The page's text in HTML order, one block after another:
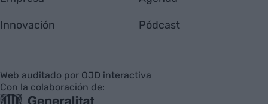
Innovación Pódcast
Web auditado por OJD interactiva
Con la colaboración de: